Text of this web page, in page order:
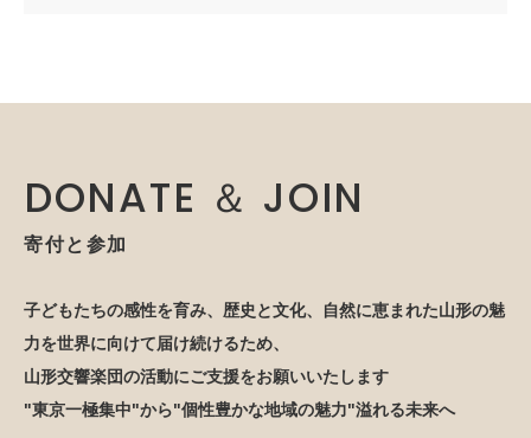
DONATE ＆ JOIN
寄付と参加
子どもたちの感性を育み、歴史と文化、自然に恵まれた山形の魅
力を世界に向けて届け続けるため、
山形交響楽団の活動にご支援をお願いいたします
"東京一極集中"から"個性豊かな地域の魅力"溢れる未来へ